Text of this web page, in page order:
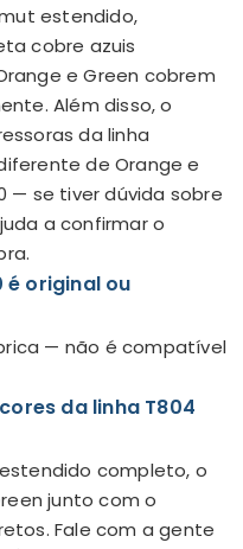
estendido,
cobre azuis
e Green cobrem
Além disso, o
da linha
de Orange e
— se tiver dúvida sobre
a confirmar o
é original ou
— não é compatível
da linha T804
completo, o
junto com o
Fale com a gente